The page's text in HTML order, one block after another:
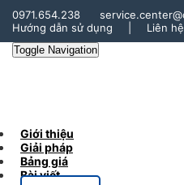
0971.654.238
Hướng dẫn sử dụng
Liên hệ
Toggle Navigation
Giới thiệu
Giải pháp
Bảng giá
Bài viết